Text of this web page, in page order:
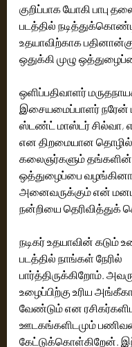
குறிப்பாக யோகி பாபு
படத்தில்
உதயாவிற்காக
ஒதுக்கி முழு
ஒளிப்பதிவாளர்
இசையமைப்பாளர் நரேன்
ஸ்டண்ட் மாஸ்டர் சில்வா,
என திறமையான
கலைஞர்களும் தங்களின்
ஒத்துழைப்பை
அனைவருக்கும் என்
நன்றியை தெரிவித்துக்
நடிகர் உதயாவின் கடும்
படத்தில் நாங்கள் நேரில்
பார்த்திருக்கிறோம்.
உழைப்பிற்கு உரிய
வேண்டும் என
ஊடகங்களிடமும்
கேட்டுக்கொள்கிறேன்.